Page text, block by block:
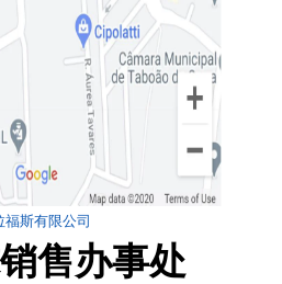
斯有限公司
售办事处